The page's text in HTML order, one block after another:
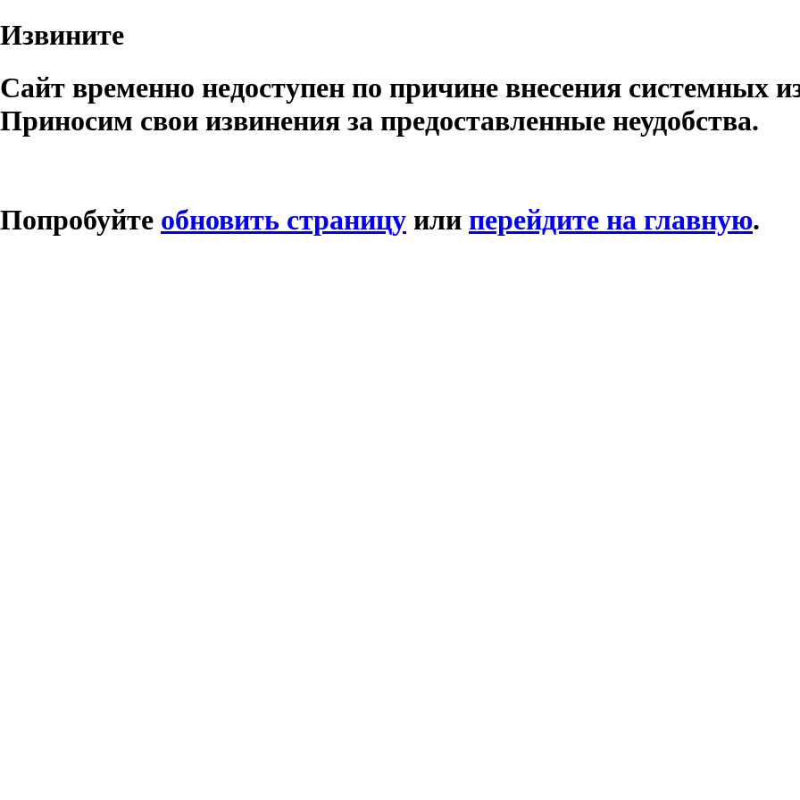
Извините
Сайт временно недоступен по причине внесения системных
Приносим свои извинения за предоставленные неудобства.
Попробуйте обновить страницу или перейдите на главную.